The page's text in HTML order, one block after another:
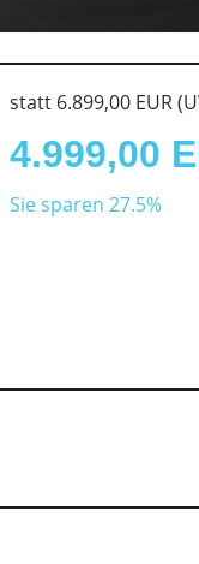
statt 6.899,00 EUR(
4.999,00
Sie sparen 27.5%